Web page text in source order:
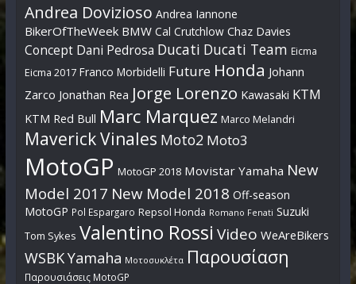
Andrea Dovizioso Andrea Iannone
BikerOfTheWeek BMW Cal Crutchlow Chaz Davies
Concept Dani Pedrosa Ducati Ducati Team Eicma
Eicma 2017 Franco Morbidelli Future Honda Johann
Zarco Jonathan Rea Jorge Lorenzo Kawasaki KTM
KTM Red Bull Marc Marquez Marco Melandri
Maverick Vinales Moto2 Moto3
MotoGP MotoGP 2018 Movistar Yamaha New
Model 2017 New Model 2018 Off-season
MotoGP Pol Espargaro Repsol Honda Romano Fenati Suzuki
Tom Sykes Valentino Rossi Video WeAreBikers
WSBKYamaha Μοτοσυκλέτα Παρουσίαση
Παρουσιάσεις MotoGP